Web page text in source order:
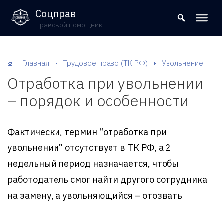
8 (800) 302-09-37
Соцправ
Правовой помощник
Главная Трудовое право (ТК РФ) Увольнение
Отработка при увольнении
– порядок и особенности
Фактически, термин “отработка при
увольнении” отсутствует в ТК РФ, а 2
недельный период назначается, чтобы
работодатель смог найти другого сотрудника
на замену, а увольняющийся – отозвать